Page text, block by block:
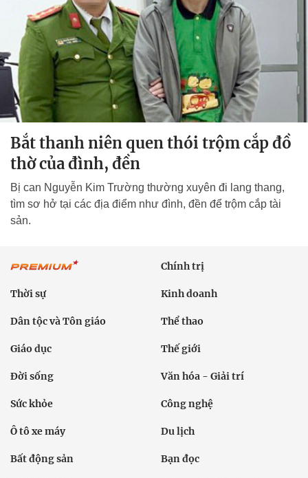
Bắt thanh niên quen thói trộm cắp đồ
thờ của đình, đền
Bị can Nguyễn Kim Trường thường xuyên đi lang thang,
tìm sơ hở tại các địa điểm như đình, đền để trộm cắp tài
sản.
Chính trị
Thời sự Kinh doanh
Dân tộc và Tôn giáo Thể thao
Giáo dục Thế giới
Đời sống Văn hóa - Giải trí
Sức khỏe Công nghệ
Ô tô xe máy Du lịch
Bất động sản Bạn đọc